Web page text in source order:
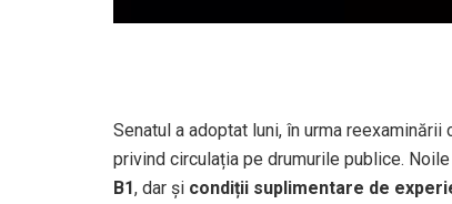
Senatul a adoptat luni, în urma
privind circulația pe drumurile publice.
B1, dar și condiții suplimentare de